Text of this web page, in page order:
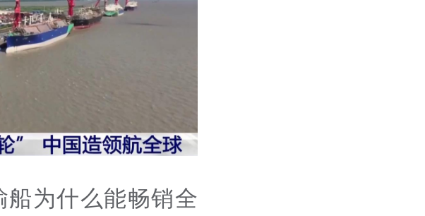
为什么能畅销全